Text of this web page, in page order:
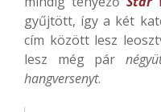
gyűjtött, így a két
cím között lesz
lesz még pár
hangversenyt.